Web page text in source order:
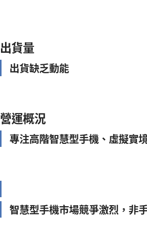
出貨量
出貨缺乏動能
營運概況
專注高階智慧型手機、虛擬實
智慧型手機市場競爭激烈，非